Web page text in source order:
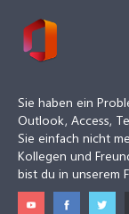
Sie haben ein
Outlook, Access,
Sie einfach nicht
Kollegen und
bist du in unserem